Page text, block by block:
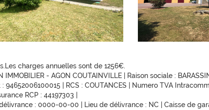
charges annuelles sont de 1256€.
- AGON COUTAINVILLE | Raison sociale :
94652006100015 | RCS : COUTANCES | Numero TVA
RCP : 44197303 |
: 0000-00-00 | Lieu de délivrance : NC | Caisse de